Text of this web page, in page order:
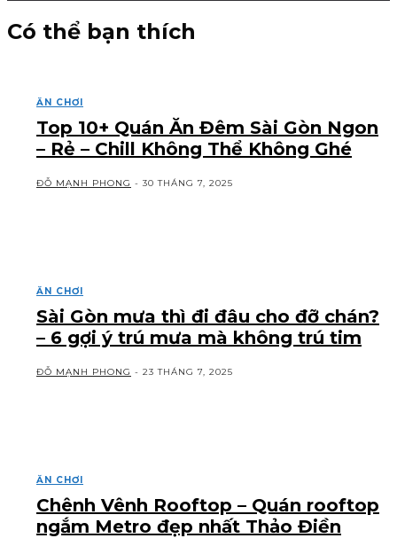
Có thể bạn thích
ĂN CHƠI
Top 10+ Quán Ăn Đêm Sài Gòn Ngon
– Rẻ – Chill Không Thể Không Ghé
ĐỖ MẠNH PHONG - 30 THÁNG 7, 2025
ĂN CHƠI
Sài Gòn mưa thì đi đâu cho đỡ chán?
– 6 gợi ý trú mưa mà không trú tim
ĐỖ MẠNH PHONG - 23 THÁNG 7, 2025
ĂN CHƠI
Chênh Vênh Rooftop – Quán rooftop
ngắm Metro đẹp nhất Thảo Điền